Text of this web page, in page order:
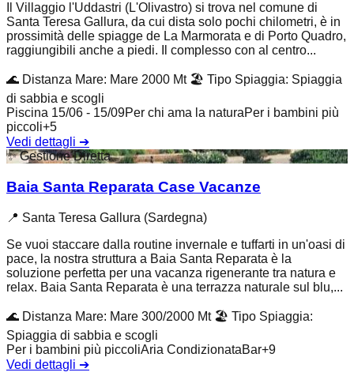
Il Villaggio l'Uddastri (L'Olivastro) si trova nel comune di
Santa Teresa Gallura, da cui dista solo pochi chilometri, è in
prossimità delle spiagge de La Marmorata e di Porto Quadro,
raggiungibili anche a piedi. Il complesso con al centro...
🌊 Distanza Mare: Mare 2000 Mt 🏖️ Tipo Spiaggia: Spiaggia
di sabbia e scogli
Piscina 15/06 - 15/09Per chi ama la naturaPer i bambini più
piccoli+5
Vedi dettagli ➔
✨Gestione Diretta
Baia Santa Reparata Case Vacanze
📍 Santa Teresa Gallura (Sardegna)
Se vuoi staccare dalla routine invernale e tuffarti in un'oasi di
pace, la nostra struttura a Baia Santa Reparata è la
soluzione perfetta per una vacanza rigenerante tra natura e
relax. Baia Santa Reparata è una terrazza naturale sul blu,...
🌊 Distanza Mare: Mare 300/2000 Mt 🏖️ Tipo Spiaggia:
Spiaggia di sabbia e scogli
Per i bambini più piccoliAria CondizionataBar+9
Vedi dettagli ➔